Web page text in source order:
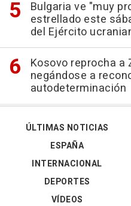
Bulgaria ve "muy
estrellado este
del Ejército
Kosovo reprocha a
negándose a
autodeterminación
ÚLTIMAS NOTICIAS
ESPAÑA
INTERNACIONAL
DEPORTES
VÍDEOS